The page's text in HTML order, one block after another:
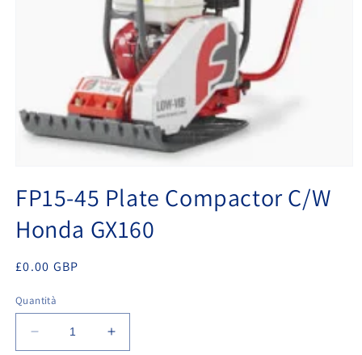
multimediali
1
in
finestra
FP15-45 Plate Compactor C/W
Honda GX160
Prezzo
listino
£0.00 GBP
Quantità
Diminuisci
Aumenta